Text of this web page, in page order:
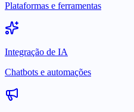
Plataformas e ferramentas
Integração de IA
Chatbots e automações